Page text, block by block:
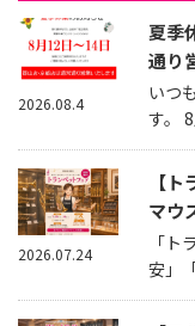
夏季
通り
いつ
す。
2026.08.4
【
マウ
「
安」
2026.07.24